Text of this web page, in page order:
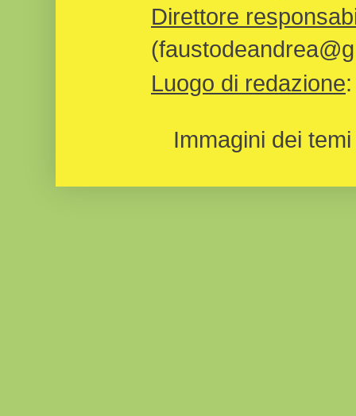
Direttore
Luogo di redazione
Immagini dei